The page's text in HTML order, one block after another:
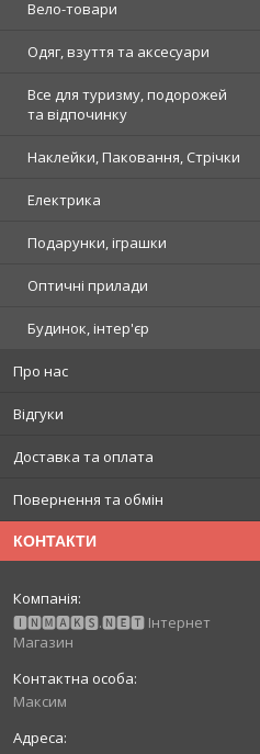
Вело-товари
Одяг, взуття та аксесуари
Все для туризму, подорожей
та відпочинку
Наклейки, Паковання, Стрічки
Електрика
Подарунки, іграшки
Оптичні прилади
Будинок, інтер'єр
Про нас
Відгуки
Доставка та оплата
Повернення та обмін
КОНТАКТИ
🅸🅽🅼🅰🅺🆂.🅽🅴🆃 Інтернет
Магазин
Максим